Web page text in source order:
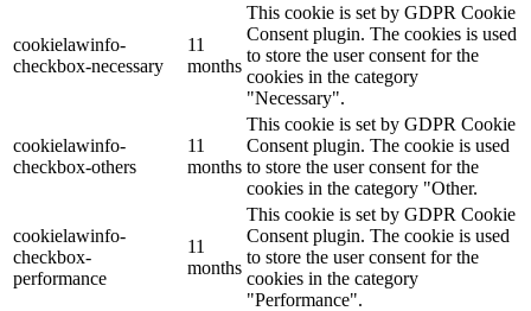
cookielawinfo-
checkbox-necessary
11
months
This cookie is set by GDPR Cookie
Consent plugin. The cookies is used
to store the user consent for the
cookies in the category
"Necessary".
cookielawinfo-
checkbox-others
11
months
This cookie is set by GDPR Cookie
Consent plugin. The cookie is used
to store the user consent for the
cookies in the category "Other.
cookielawinfo-
checkbox-
performance
11
months
This cookie is set by GDPR Cookie
Consent plugin. The cookie is used
to store the user consent for the
cookies in the category
"Performance".